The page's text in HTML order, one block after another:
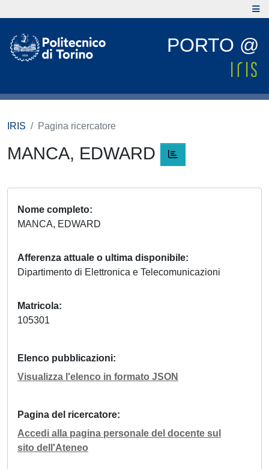
PORTO @
IRIS Pagina ricercatore
MANCA, EDWARD
Nome completo
MANCA, EDWARD
Afferenza attuale o ultima disponibile
Dipartimento di Elettronica e Telecomunicazioni
Matricola
105301
Elenco pubblicazioni
Visualizza l'elenco in formato JSON
Pagina del ricercatore
Accedi alla pagina personale del docente sul
sito dell'Ateneo